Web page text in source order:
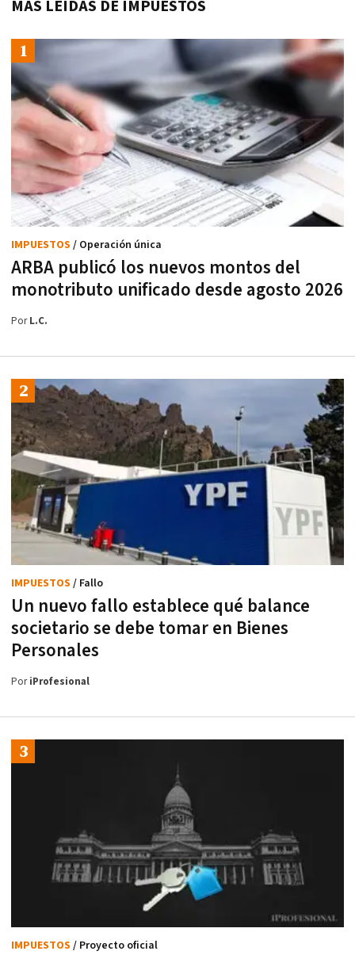
MÁS LEÍDAS DE IMPUESTOS
ARBA publicó los nuevos montos del
monotributo unificado desde agosto 2026
IMPUESTOS / Operación única
PorL.C.
Un nuevo fallo establece qué balance
societario se debe tomar en Bienes
Personales
IMPUESTOS / Fallo
PoriProfesional
IMPUESTOS / Proyecto oficial